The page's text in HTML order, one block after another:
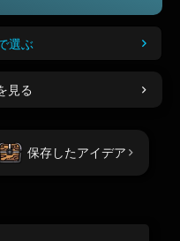
選ぶ
見る
保存したアイデア